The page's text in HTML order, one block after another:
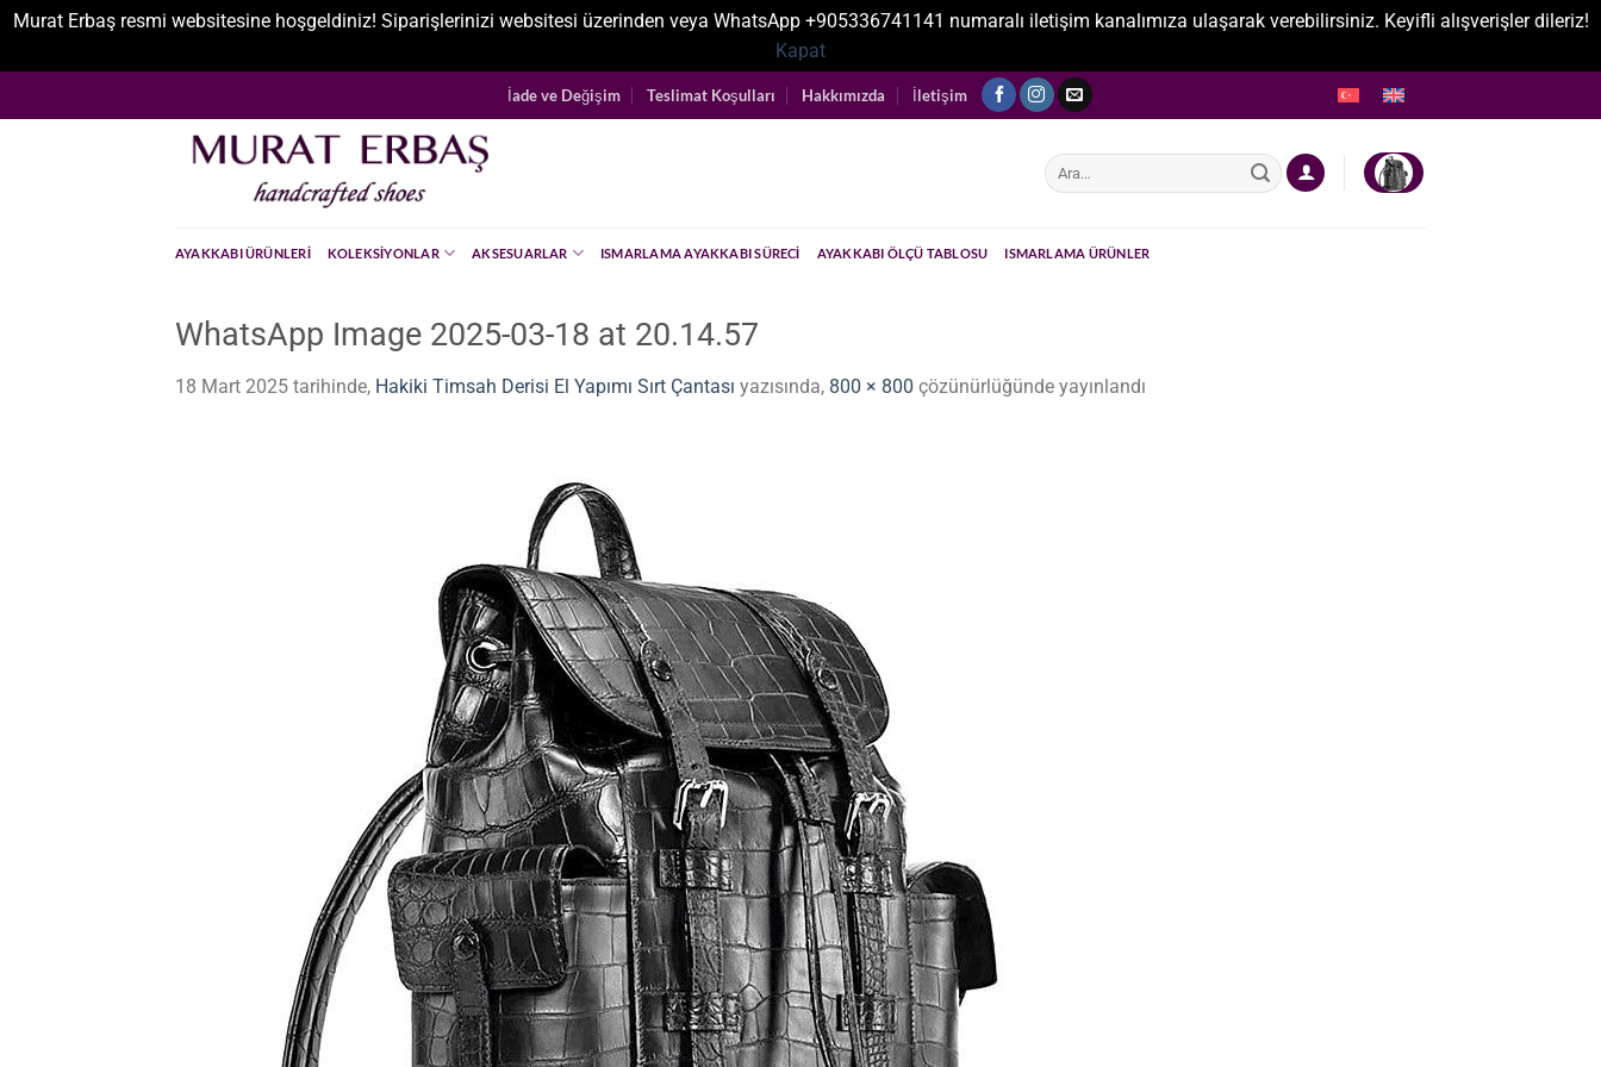
Murat Erbaş resmi websitesine hoşgeldiniz! Siparişlerinizi websitesi üzerinden veya WhatsApp +905336741141 numaralı iletişim kanalımıza ulaşarak verebilirsiniz. Keyifli alışverişler dileriz!
Kapat
atla
İade ve Değişim Teslimat Koşulları Hakkımızda İletişim
Ara:
AYAKKABI ÜRÜNLERI KOLEKSIYONLAR AKSESUARLAR ISMARLAMA AYAKKABI SÜRECI AYAKKABI ÖLÇÜ TABLOSU ISMARLAMA ÜRÜNLER
WhatsApp Image 2025-03-18 at 20.14.57
18 Mart 2025 tarihinde, Hakiki Timsah Derisi El Yapımı Sırt Çantası yazısında, 800 × 800 çözünürlüğünde yayınlandı